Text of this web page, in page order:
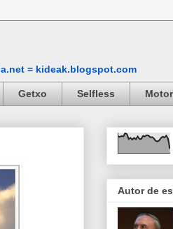
= kideak.blogspot.com
Getxo Selfless Motor
Autor de